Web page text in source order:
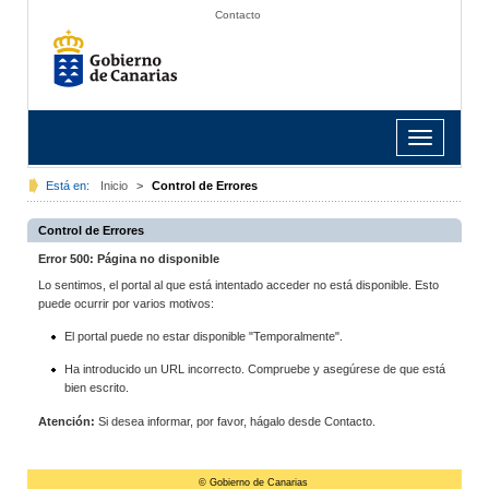
Contacto
Toggle
navigation
Está en: Inicio > Control de Errores
Control de Errores
Error 500: Página no disponible
Lo sentimos, el portal al que está intentado acceder no está disponible. Esto
puede ocurrir por varios motivos:
El portal puede no estar disponible "Temporalmente".
Ha introducido un URL incorrecto. Compruebe y asegúrese de que está
bien escrito.
Atención: Si desea informar, por favor, hágalo desde Contacto.
© Gobierno de Canarias